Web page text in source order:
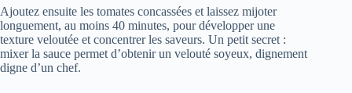
Ajoutez ensuite les tomates concassées et laissez mijoter
longuement, au moins 40 minutes, pour développer une
texture veloutée et concentrer les saveurs. Un petit secret :
mixer la sauce permet d’obtenir un velouté soyeux, dignement
digne d’un chef.